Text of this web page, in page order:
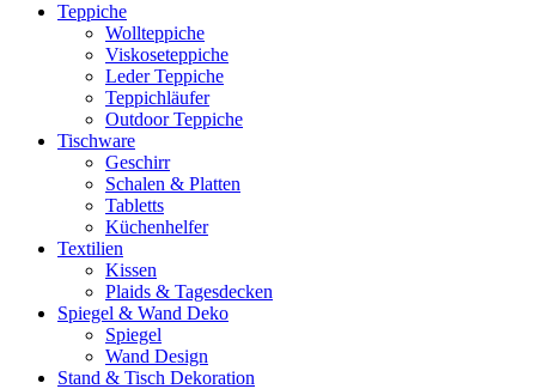
Teppiche
Wollteppiche
Viskoseteppiche
Leder Teppiche
Teppichläufer
Outdoor Teppiche
Tischware
Geschirr
Schalen & Platten
Tabletts
Küchenhelfer
Textilien
Kissen
Plaids & Tagesdecken
Spiegel & Wand Deko
Spiegel
Wand Design
Stand & Tisch Dekoration